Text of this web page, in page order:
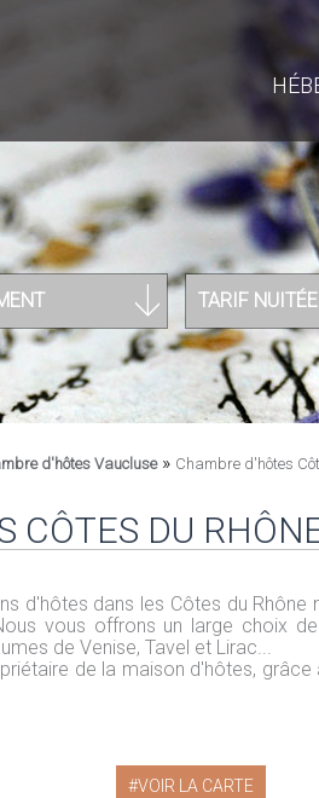
TARIF NUITÉE
d'hôtes Vaucluse» Chambre d'hôtes
CÔTES DU
d'hôtes dans les Côtes du
vous offrons un large choix
de Venise, Tavel et Lirac...
de la maison d'hôtes,
VOIR LA CARTE